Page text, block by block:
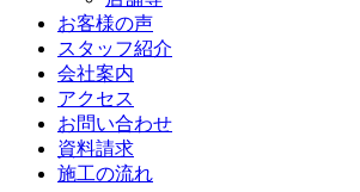
お客様の声
スタッフ紹介
会社案内
アクセス
お問い合わせ
資料請求
施工の流れ